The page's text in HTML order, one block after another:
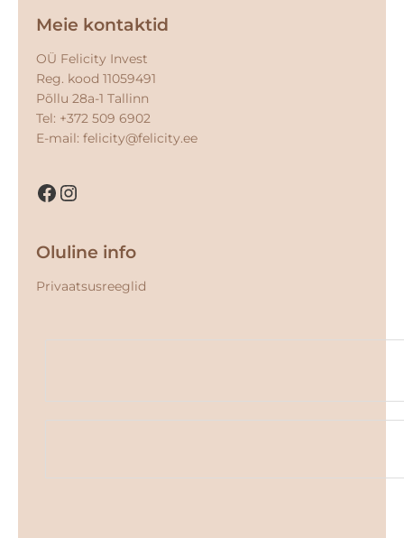
Meie kontaktid
OÜ Felicity Invest
Reg. kood 11059491
Põllu 28a-1 Tallinn
Tel: +372 509 6902
E-mail: felicity@felicity.ee
Oluline info
Privaatsusreeglid